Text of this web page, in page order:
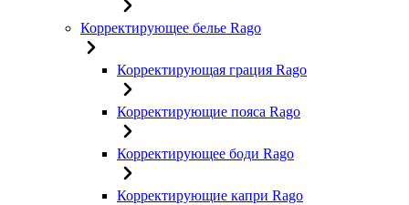
Корректирующее белье Rago
Корректирующая грация Rago
Корректирующие пояса Rago
Корректирующее боди Rago
Корректирующие капри Rago